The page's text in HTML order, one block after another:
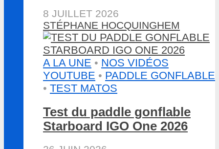
8 JUILLET 2026
STÉPHANE HOCQUINGHEM
A LA UNE • NOS VIDÉOS
YOUTUBE • PADDLE GONFLABLE
• TEST MATOS
Test du paddle gonflable
Starboard IGO One 2026